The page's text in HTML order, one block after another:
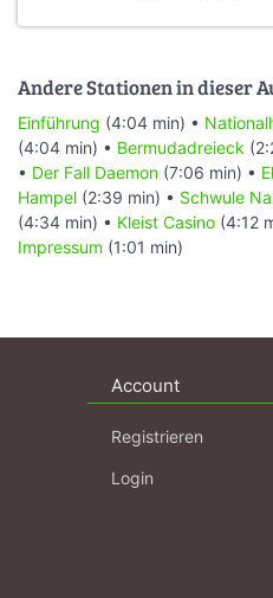
Andere Stationen in dieser
Einführung (4:04 min) •
(4:04 min) • Bermudadreieck
• Der Fall Daemon (7:06 min) •
Hampel (2:39 min) • Schwule
(4:34 min) • Kleist Casino (4:12
Impressum (1:01 min)
Account
Registrieren
Login